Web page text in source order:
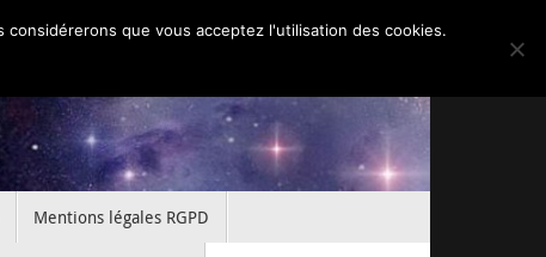
Mentions légales RGPD
que vous acceptez l'utilisation des cookies.